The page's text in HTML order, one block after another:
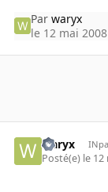
Parwaryx
le 12 mai 2008
waryx
Posté(e) le 12